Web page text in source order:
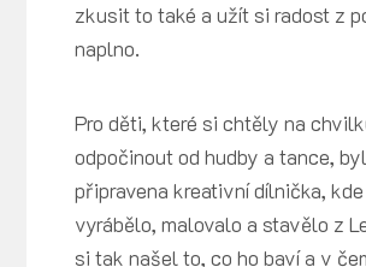
zkusit to také a užít si radost z
naplno.
Pro děti, které si chtěly na
odpočinout od hudby a tance,
připravena kreativní dílnička,
vyrábělo, malovalo a stavělo z
si tak našel to, co ho baví a v